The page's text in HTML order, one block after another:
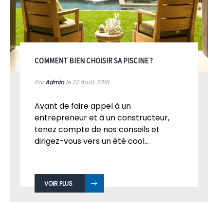
COMMENT BIEN CHOISIR SA PISCINE ?
ParAdminle 22Août, 2018
Avant de faire appel à un
entrepreneur et à un constructeur,
tenez compte de nos conseils et
dirigez-vous vers un été cool...
VOIR PLUS